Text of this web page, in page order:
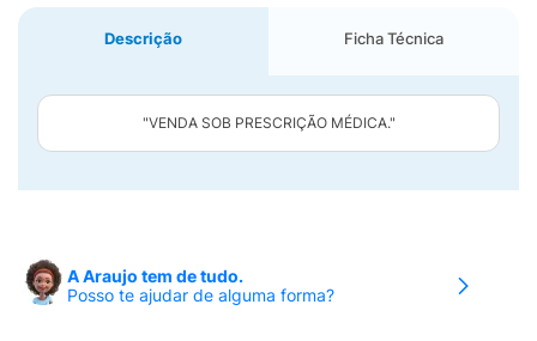
Descrição Ficha Técnica
"VENDA SOB PRESCRIÇÃO MÉDICA."
A Araujo tem de tudo.
Posso te ajudar de alguma forma?